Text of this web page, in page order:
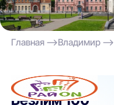
Главная Владимир
РайON
Безлим 100